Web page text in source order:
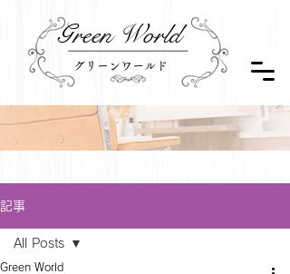
Green World
グリーンワールド
記事
All Posts
Green World